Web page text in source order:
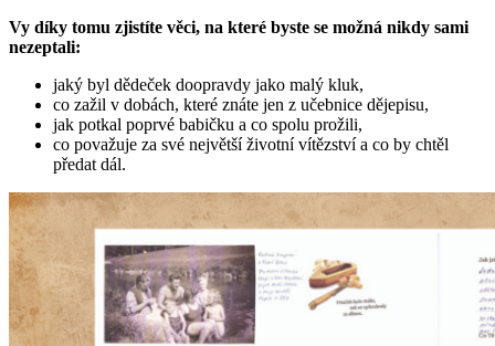
Vy díky tomu zjistíte věci, na které byste se možná nikdy sami
nezeptali:
jaký byl dědeček doopravdy jako malý kluk,
co zažil v dobách, které znáte jen z učebnice dějepisu,
jak potkal poprvé babičku a co spolu prožili,
co považuje za své největší životní vítězství a co by chtěl
předat dál.